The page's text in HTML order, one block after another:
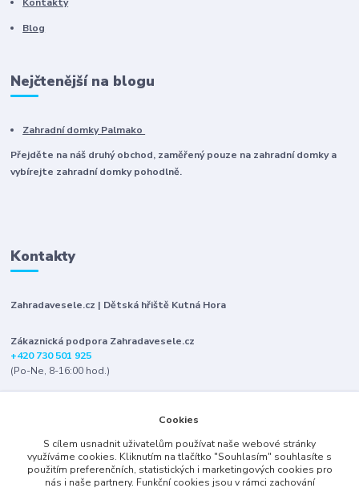
Kontakty
Blog
Nejčtenější na blogu
Zahradní domky Palmako
Přejděte na náš druhý obchod, zaměřený pouze na zahradní domky a
vybírejte zahradní domky pohodlně.
Kontakty
Zahradavesele.cz | Dětská hřiště Kutná Hora
Zákaznická podpora Zahradavesele.cz
+420 730 501 925
(Po-Ne, 8-16:00 hod.)
Cookies
S cílem usnadnit uživatelům používat naše webové stránky
využíváme cookies. Kliknutím na tlačítko "Souhlasím" souhlasíte s
použitím preferenčních, statistických i marketingových cookies pro
nás i naše partnery. Funkční cookies jsou v rámci zachování